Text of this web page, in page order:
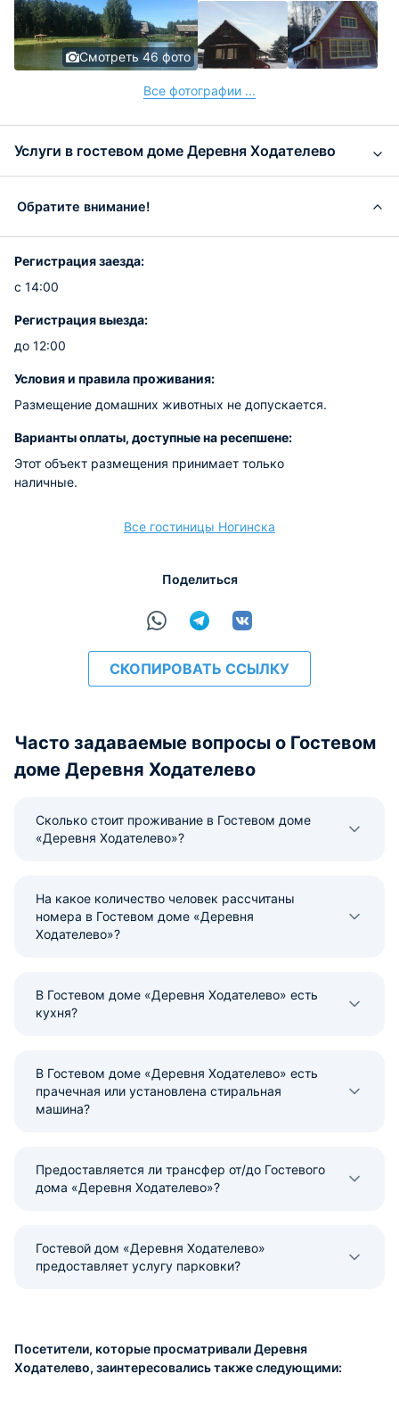
Смотреть 46 фото
Все фотографии ...
Услуги в гостевом доме Деревня Ходателево
Обратите внимание!
Регистрация заезда:
с 14:00
Регистрация выезда:
до 12:00
Условия и правила проживания:
Размещение домашних животных не допускается.
Варианты оплаты, доступные на ресепшене:
Этот объект размещения принимает только
наличные.
Все гостиницы Ногинска
Поделиться
СКОПИРОВАТЬ ССЫЛКУ
Часто задаваемые вопросы о Гостевом
доме Деревня Ходателево
Сколько стоит проживание в Гостевом доме
«Деревня Ходателево»?
На какое количество человек рассчитаны
номера в Гостевом доме «Деревня
Ходателево»?
В Гостевом доме «Деревня Ходателево» есть
кухня?
В Гостевом доме «Деревня Ходателево» есть
прачечная или установлена стиральная
машина?
Предоставляется ли трансфер от/до Гостевого
дома «Деревня Ходателево»?
Гостевой дом «Деревня Ходателево»
предоставляет услугу парковки?
Посетители, которые просматривали Деревня
Ходателево, заинтересовались также следующими: